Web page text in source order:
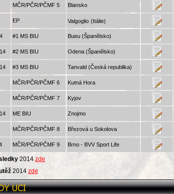
MČR/PČR/PČMF 5 Blansko
EP Valgoglio (Itálie)
#1 MS BIU Bueu (Španělsko)
#2 MS BIU Odena (Španělsko)
#3 MS BIU Tanvald (Česká republika)
MČR/PČR/PČMF 6 Kutná Hora
MČR/PČR/PČMF 7 Kyjov
ME BIU Znojmo
MČR/PČR/PČMF 8 Březová u Sokolova
MČR/PČR/PČMF 9 Brno - BVV Sport Life
2014 zde
2014 zde